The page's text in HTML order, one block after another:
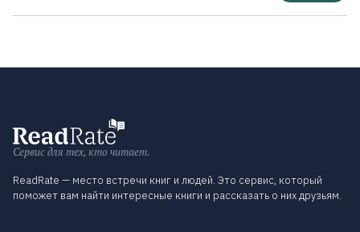
Сервис для тех, кто читает.
ReadRate — место встречи книг и людей. Это сервис, который
поможет вам найти интересные книги и рассказать о них друзьям.